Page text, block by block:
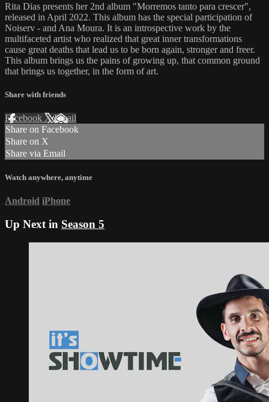
Rita Dias presents her 2nd album "Morremos tanto para crescer",
released in April 2022. This album has the special participation of
Noiserv - and Ana Moura. It is an introspective work by the
multifaceted artist who realized that great inner transformations
cause great deaths that lead us to be born again, stronger and freer.
This album brings us the pains of growing up, that common ground
that brings us together, in the form of art.
Share with friends
Facebook XEmail
Share on Facebook
Share on X
Share via Email
Watch anywhere, anytime
Android iPhone
Up Next in Season 5